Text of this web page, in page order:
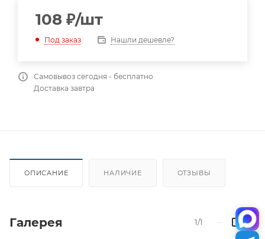
108 ₽/шт
Под заказ Нашли дешевле?
Самовывоз сегодня - бесплатно
Доставка завтра
ОПИСАНИЕ НАЛИЧИЕ ОТЗЫВЫ
Галерея 1/1